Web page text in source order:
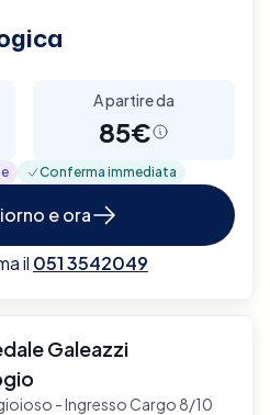
A partire da
85€
Conferma immediata
e ora
il 051 3542049
Galeazzi
- Ingresso Cargo 8/10